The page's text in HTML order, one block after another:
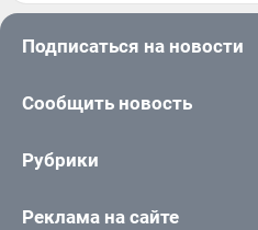
Подписаться на новости
Сообщить новость
Рубрики
Реклама на сайте